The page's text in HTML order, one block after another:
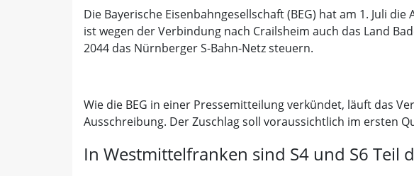
Die Bayerische Eisenbahngesellschaft (BEG) hat am 1. Juli
ist wegen der Verbindung nach Crailsheim auch das Land
2044 das Nürnberger S-Bahn-Netz steuern.
Wie die BEG in einer Pressemitteilung verkündet, läuft das
Ausschreibung. Der Zuschlag soll voraussichtlich im ersten
In Westmittelfranken sind S4 und S6 Teil